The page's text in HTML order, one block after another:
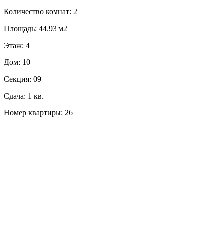
Количество комнат: 2
Площадь: 44.93 м2
Этаж: 4
Дом: 10
Секция: 09
Сдача: 1 кв.
Номер квартиры: 26